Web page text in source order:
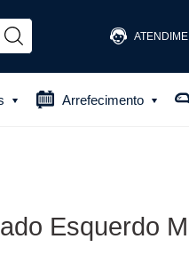
(48)
Arrefecimento
Esquerdo